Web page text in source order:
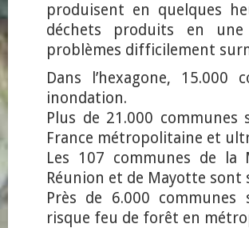
produisent en quelques
déchets produits en
problèmes difficilement
Dans l’hexagone,
inondation.
Plus de 21.000
France métropolitaine et
Les 107 communes de la
Réunion et de Mayotte sont
Près de 6.000
risque feu de forêt en